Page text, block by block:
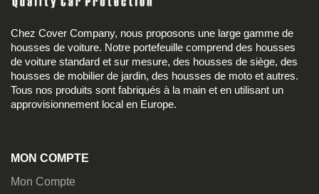
Chez Cover Company, nous proposons une large gamme de
housses de voiture. Notre portefeuille comprend des housses
de voiture standard et sur mesure, des housses de siège, des
housses de mobilier de jardin, des housses de moto et autres.
Tous nos produits sont fabriqués à la main et en utilisant un
approvisionnement local en Europe.
MON COMPTE
Mon Compte